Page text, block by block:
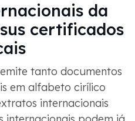
da
certificados
tanto documentos
em alfabeto cirílico
internacionais